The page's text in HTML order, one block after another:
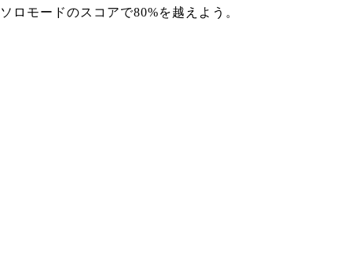
ソロモードのスコアで80%を越えよう。